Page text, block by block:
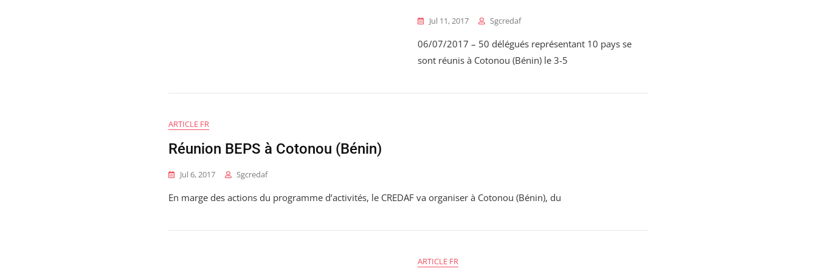
Jul 11, 2017 Sgcredaf
06/07/2017 – 50 délégués représentant 10 pays se
sont réunis à Cotonou (Bénin) le 3-5
ARTICLE FR
Réunion BEPS à Cotonou (Bénin)
Jul 6, 2017 Sgcredaf
En marge des actions du programme d’activités, le CREDAF va organiser à Cotonou (Bénin), du
ARTICLE FR